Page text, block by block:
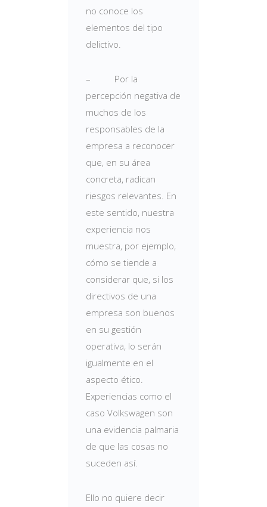
no conoce los
elementos del tipo
delictivo.
– Por la
percepción negativa de
muchos de los
responsables de la
empresa a reconocer
que, en su área
concreta, radican
riesgos relevantes. En
este sentido, nuestra
experiencia nos
muestra, por ejemplo,
cómo se tiende a
considerar que, si los
directivos de una
empresa son buenos
en su gestión
operativa, lo serán
igualmente en el
aspecto ético.
Experiencias como el
caso Volkswagen son
una evidencia palmaria
de que las cosas no
suceden así.
Ello no quiere decir